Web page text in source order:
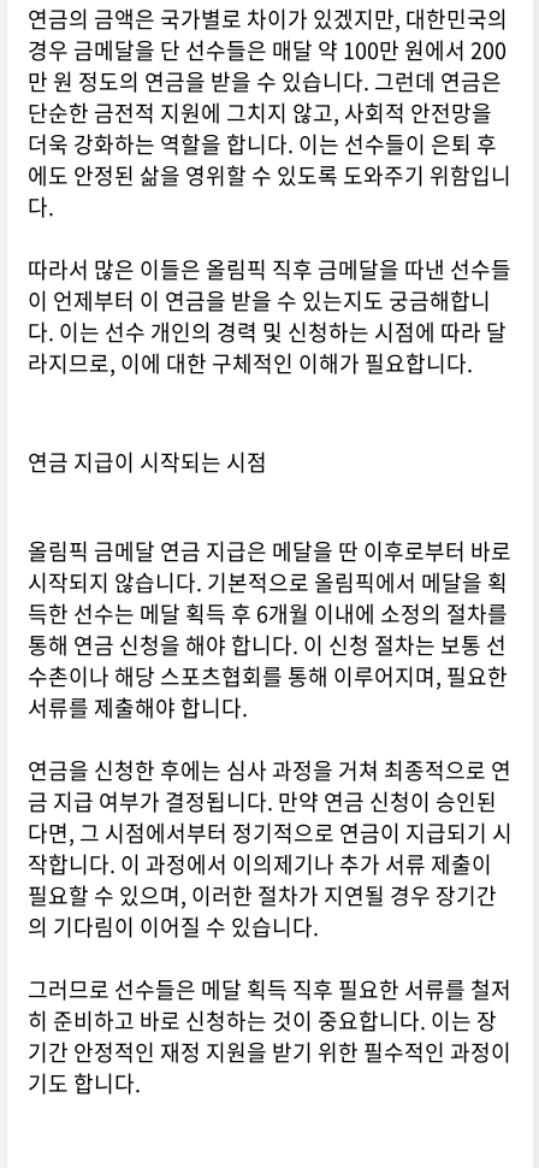
연금의 금액은 국가별로 차이가 있겠지만, 대한민국의
경우 금메달을 단 선수들은 매달 약 100만 원에서 200
만 원 정도의 연금을 받을 수 있습니다. 그런데 연금은
단순한 금전적 지원에 그치지 않고, 사회적 안전망을
더욱 강화하는 역할을 합니다. 이는 선수들이 은퇴 후
에도 안정된 삶을 영위할 수 있도록 도와주기 위함입니
다.
따라서 많은 이들은 올림픽 직후 금메달을 따낸 선수들
이 언제부터 이 연금을 받을 수 있는지도 궁금해합니
다. 이는 선수 개인의 경력 및 신청하는 시점에 따라 달
라지므로, 이에 대한 구체적인 이해가 필요합니다.
연금 지급이 시작되는 시점
올림픽 금메달 연금 지급은 메달을 딴 이후로부터 바로
시작되지 않습니다. 기본적으로 올림픽에서 메달을 획
득한 선수는 메달 획득 후 6개월 이내에 소정의 절차를
통해 연금 신청을 해야 합니다. 이 신청 절차는 보통 선
수촌이나 해당 스포츠협회를 통해 이루어지며, 필요한
서류를 제출해야 합니다.
연금을 신청한 후에는 심사 과정을 거쳐 최종적으로 연
금 지급 여부가 결정됩니다. 만약 연금 신청이 승인된
다면, 그 시점에서부터 정기적으로 연금이 지급되기 시
작합니다. 이 과정에서 이의제기나 추가 서류 제출이
필요할 수 있으며, 이러한 절차가 지연될 경우 장기간
의 기다림이 이어질 수 있습니다.
그러므로 선수들은 메달 획득 직후 필요한 서류를 철저
히 준비하고 바로 신청하는 것이 중요합니다. 이는 장
기간 안정적인 재정 지원을 받기 위한 필수적인 과정이
기도 합니다.